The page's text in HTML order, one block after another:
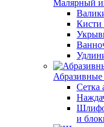
Малярный
Кисти
Сетка
и